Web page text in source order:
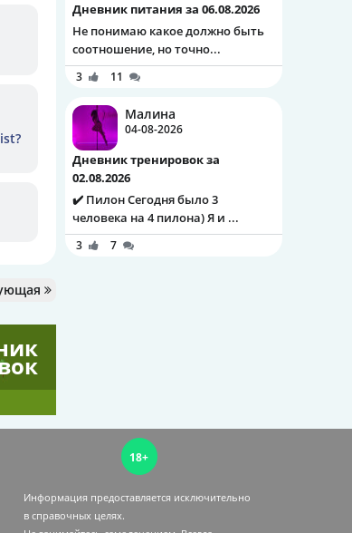
Дневник питания за 06.08.2026
Не понимаю какое должно быть
соотношение, но точно...
3 11
Малина
04-08-2026
Дневник тренировок за
02.08.2026
✔️ Пилон Сегодня было 3
человека на 4 пилона) Я и ...
3 7
18+
Информация предоставляется исключительно
в справочных целях.